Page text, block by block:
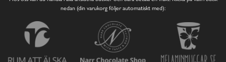
nedan (din varukorg följer automatiskt med):